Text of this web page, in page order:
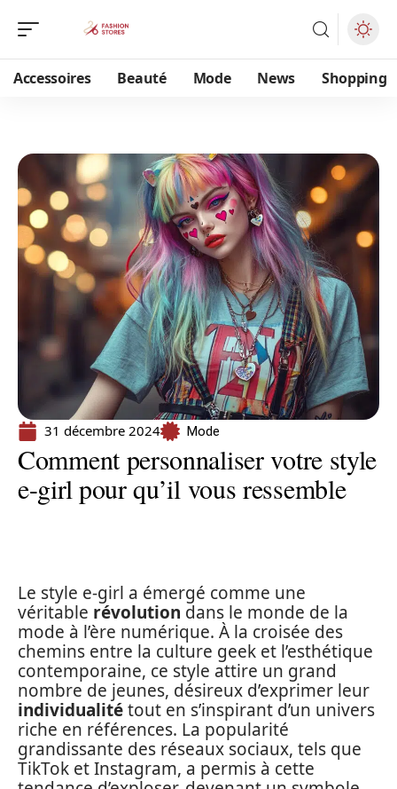
Accessoires Beauté Mode News Shopping
31 décembre 2024 Mode
Comment personnaliser votre style
e-girl pour qu’il vous ressemble
Le style e-girl a émergé comme une
véritable révolution dans le monde de la
mode à l’ère numérique. À la croisée des
chemins entre la culture geek et l’esthétique
contemporaine, ce style attire un grand
nombre de jeunes, désireux d’exprimer leur
individualitétout en s’inspirant d’un univers
riche en références. La popularité
grandissante des réseaux sociaux, tels que
TikTok et Instagram, a permis à cette